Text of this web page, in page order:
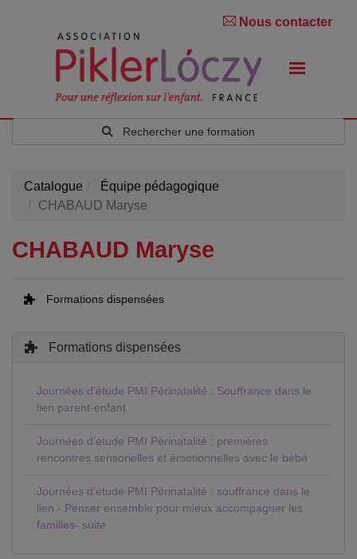
Nous contacter
Rechercher une formation
Catalogue
Équipe pédagogique
CHABAUD Maryse
CHABAUD Maryse
Formations dispensées
Formations dispensées
Journées d'étude PMI Périnatalité : Souffrance dans le
lien parent-enfant
Journées d’étude PMI Périnatalité : premières
rencontres sensorielles et émotionnelles avec le bébé
Journées d’étude PMI Périnatalité : souffrance dans le
lien - Penser ensemble pour mieux accompagner les
familles- suite